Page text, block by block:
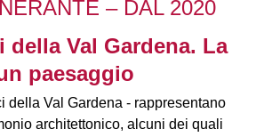
– DAL 2020
della Val Gardena. La
paesaggio
della Val Gardena - rappresentano
architettonico, alcuni dei quali